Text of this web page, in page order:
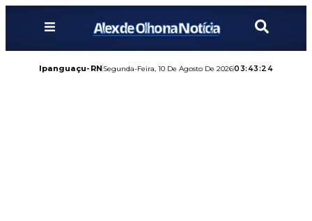
Alex de Olho na Notícia
Ipanguaçu-RN Segunda-Feira, 10 De Agosto De 202603:43:25